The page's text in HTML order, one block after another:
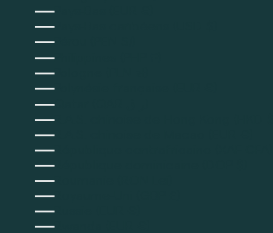
Pays-Bas (EUR €)
Pays-Bas caribéens (USD $)
Pérou (PEN S/)
Philippines (PHP ₱)
Pologne (PLN zł)
Polynésie française (EUR €)
R.A.S. chinoise de Hong Kong (HKD $)
R.A.S. chinoise de Macao (EUR €)
République centrafricaine (XAF CFA)
République dominicaine (DOP $)
Roumanie (RON Lei)
Royaume-Uni (GBP £)
Russie (EUR €)
Rwanda (EUR €)